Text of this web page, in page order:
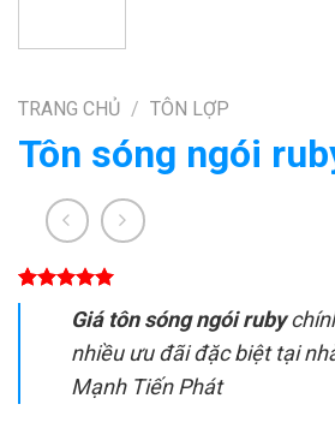
TRANG CHỦ / TÔN LỢP
Tôn sóng ngói
5.00
dựa trên
1
đánh giá
Giá tôn sóng ngói ruby
nhiều ưu đãi đặc biệt tại
Mạnh Tiến Phát